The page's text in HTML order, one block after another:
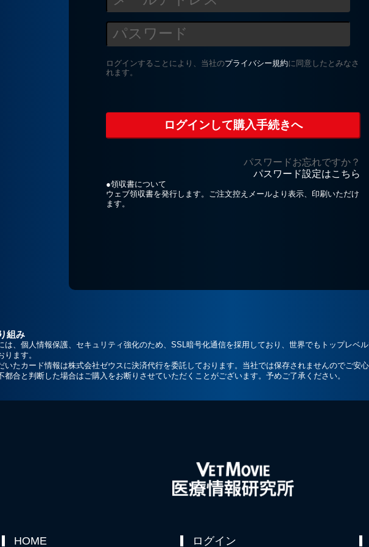
ログインすることにより、当社のプライバシー規約に同意したとみなさ
れます。
パスワードお忘れですか？
パスワード設定はこちら
●領収書について
ウェブ領収書を発行します。ご注文控えメールより表示、印刷いただけ
ます。
組み
は、個人情報保護、セキュリティ強化のため、SSL暗号化通信を採用しており、世界でもトップレベ
ります。
いたカード情報は株式会社ゼウスに決済代行を委託しております。当社では保存されませんのでご安心
都合と判断した場合はご購入をお断りさせていただくことがございます。予めご了承ください。
HOME ログイン